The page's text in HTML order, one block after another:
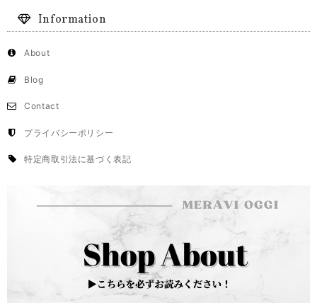
Information
About
Blog
Contact
プライバシーポリシー
特定商取引法に基づく表記